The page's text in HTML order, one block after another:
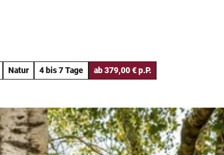
Natur 4 bis 7 Tage ab 379,00 € p.P.